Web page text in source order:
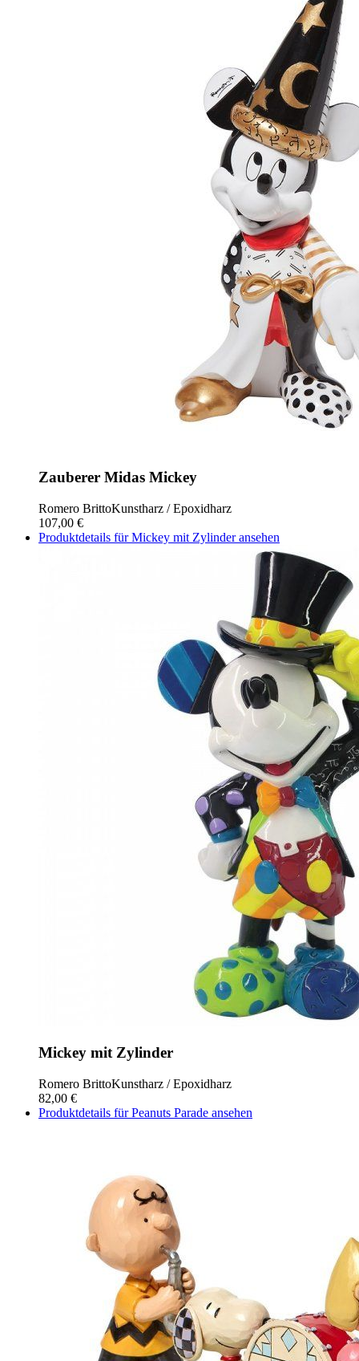
Zauberer Midas Mickey
Romero BrittoKunstharz / Epoxidharz
107,00 €
Produktdetails für Mickey mit Zylinder ansehen
Mickey mit Zylinder
Romero BrittoKunstharz / Epoxidharz
82,00 €
Produktdetails für Peanuts Parade ansehen